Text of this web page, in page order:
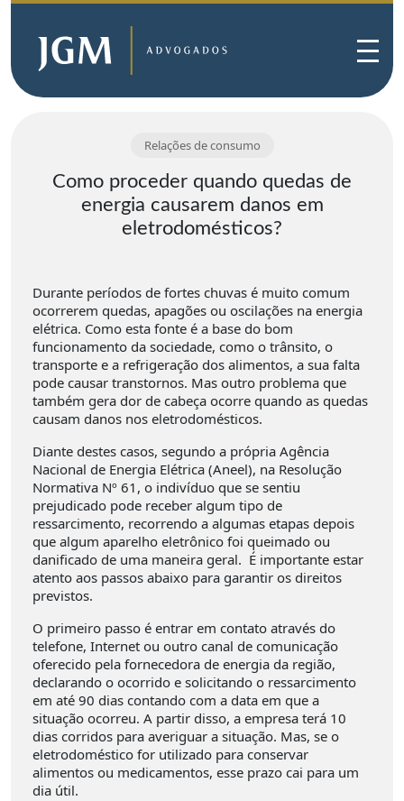
Relações de consumo
Como proceder quando quedas de
energia causarem danos em
eletrodomésticos?
Durante períodos de fortes chuvas é muito comum
ocorrerem quedas, apagões ou oscilações na energia
elétrica. Como esta fonte é a base do bom
funcionamento da sociedade, como o trânsito, o
transporte e a refrigeração dos alimentos, a sua falta
pode causar transtornos. Mas outro problema que
também gera dor de cabeça ocorre quando as quedas
causam danos nos eletrodomésticos.
Diante destes casos, segundo a própria Agência
Nacional de Energia Elétrica (Aneel), na Resolução
Normativa Nº 61, o indivíduo que se sentiu
prejudicado pode receber algum tipo de
ressarcimento, recorrendo a algumas etapas depois
que algum aparelho eletrônico foi queimado ou
danificado de uma maneira geral. É importante estar
atento aos passos abaixo para garantir os direitos
previstos.
O primeiro passo é entrar em contato através do
telefone, Internet ou outro canal de comunicação
oferecido pela fornecedora de energia da região,
declarando o ocorrido e solicitando o ressarcimento
em até 90 dias contando com a data em que a
situação ocorreu. A partir disso, a empresa terá 10
dias corridos para averiguar a situação. Mas, se o
eletrodoméstico for utilizado para conservar
alimentos ou medicamentos, esse prazo cai para um
dia útil.